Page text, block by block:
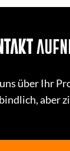
über Ihr
aber